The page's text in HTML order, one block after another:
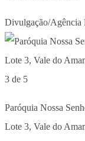
Divulgação/Agência
3 de 5
Paróquia Nossa
Lote 3, Vale do